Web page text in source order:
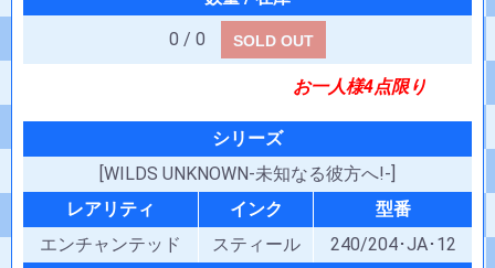
0 / 0 SOLD OUT
お一人様4点限り
シリーズ
[WILDS UNKNOWN-未知なる彼方へ!-]
レアリティ
インク
型番
エンチャンテッド
スティール
240/204･JA･12